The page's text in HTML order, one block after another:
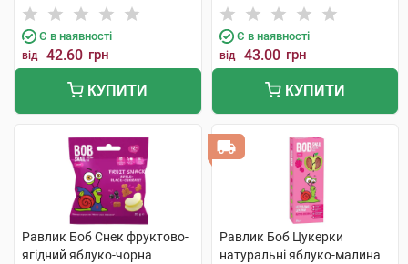
Є в наявності
від 42.60 грн
КУПИТИ
Є в наявності
від 43.00 грн
КУПИТИ
Равлик Боб Снек фруктово-
ягідний яблуко-чорна
Равлик Боб Цукерки
натуральні яблуко-малина